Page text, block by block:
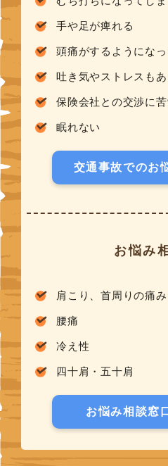
手や足が痺れる
頭痛がするようになっ
吐き気やストレスもあ
保険会社との交渉に
眠れない
交通事故でのお
お悩み
肩こり、首周りの痛み
腰痛
冷え性
四十肩・五十肩
お悩み相談窓